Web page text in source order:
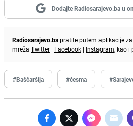
Dodajte Radiosarajevo.ba u
Radiosarajevo.bapratite putem aplikacije za
mreža Twitter | Facebook | Instagram, kao i
#Baščaršija #česma